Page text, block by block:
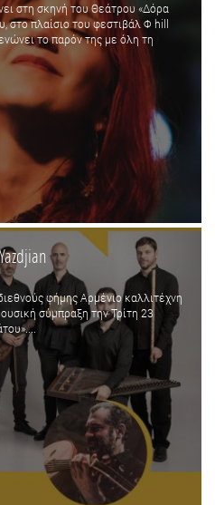
στη σκηνή του Θεάτρου «Δόρα
στο πλαίσιο του φεστιβάλ Φ hill
το παρόν της με όλη τη
φήμης Αρμένιο καλλιτέχνη
σύμπραξη την Τρίτη 23